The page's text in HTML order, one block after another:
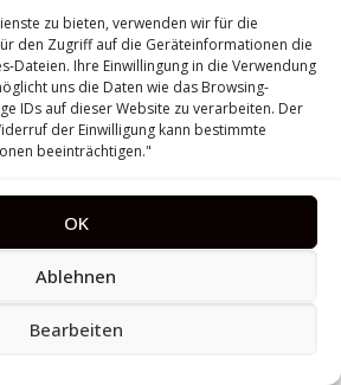
zu bieten, verwenden wir für die
den Zugriff auf die Geräteinformationen die
Dateien. Ihre Einwillingung in die Verwendung
uns die Daten wie das Browsing-
IDs auf dieser Website zu verarbeiten. Der
der Einwilligung kann bestimmte
beeinträchtigen."
OK
Ablehnen
Bearbeiten